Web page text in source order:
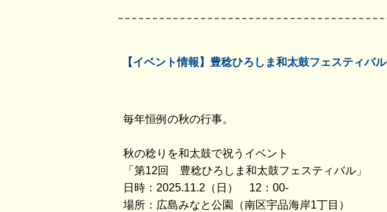
【イベント情報】豊稔ひろしま和太鼓フェスティバル
毎年恒例の秋の行事。
秋の稔りを和太鼓で祝うイベント
「第12回 豊稔ひろしま和太鼓フェスティバル」
日時：2025.11.2（日） 12：00-
場所：広島みなと公園（南区宇品海岸1丁目）